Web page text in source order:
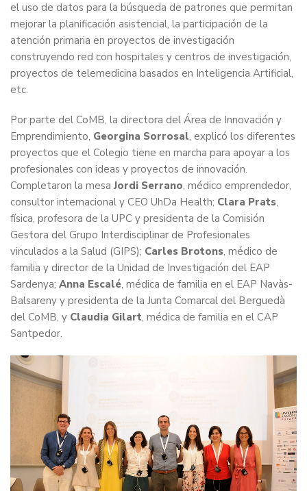
el uso de datos para la búsqueda de patrones que permitan
mejorar la planificación asistencial, la participación de la
atención primaria en proyectos de investigación
construyendo red con hospitales y centros de investigación,
proyectos de telemedicina basados en Inteligencia Artificial,
etc.
Por parte del CoMB, la directora del Área de Innovación y
Emprendimiento, Georgina Sorrosal, explicó los diferentes
proyectos que el Colegio tiene en marcha para apoyar a los
profesionales con ideas y proyectos de innovación.
Completaron la mesaJordi Serrano, médico emprendedor,
consultor internacional y CEO UhDa Health; Clara Prats,
física, profesora de la UPC y presidenta de la Comisión
Gestora del Grupo Interdisciplinar de Profesionales
vinculados a la Salud (GIPS); Carles Brotons, médico de
familia y director de la Unidad de Investigación del EAP
Sardenya; Anna Escalé, médica de familia en el EAP Navàs-
Balsareny y presidenta de la Junta Comarcal del Berguedà
del CoMB, y Claudia Gilart, médica de familia en el CAP
Santpedor.